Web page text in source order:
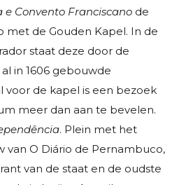
e Convento Franciscano de
met de Gouden Kapel. In de
staat deze door de
in 1606 gebouwde
voor de kapel is een bezoek
meer dan aan te bevelen.
. Plein met het
van O Diário de Pernambuco,
van de staat en de oudste